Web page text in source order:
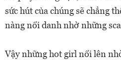
sức hút của chúng sẽ chẳng
nàng nổi danh nhờ những
Vậy những hot girl nổi lên